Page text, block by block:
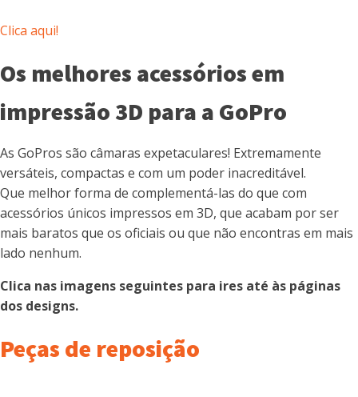
Clica aqui!
Os melhores acessórios em
impressão 3D para a GoPro
As GoPros são câmaras expetaculares! Extremamente
versáteis, compactas e com um poder inacreditável.
Que melhor forma de complementá-las do que com
acessórios únicos impressos em 3D, que acabam por ser
mais baratos que os oficiais ou que não encontras em mais
lado nenhum.
Clica nas imagens seguintes para ires até às páginas
dos designs.
Peças de reposição